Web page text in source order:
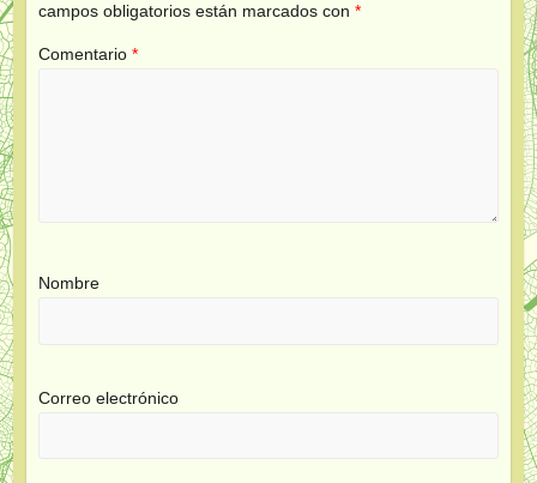
campos obligatorios están marcados con *
Comentario *
Nombre
Correo electrónico